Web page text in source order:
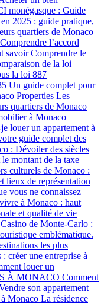
monégasque : Guide
2025 : guide pratique,
quartiers de Monaco
Comprendre l’accord
savoirComprendre le
de la loi
la loi 887
Un guide complet pour
Properties Les
quartiers de Monaco
à Monaco
louer un appartement à
guide complet des
: Dévoiler des siècles
le montant de la taxe
culturels de Monaco :
lieux de représentation
vous ne connaissez
à Monaco : haut
et qualité de vie
de Monte-Carlo :
emblématique.
les plus
: créer une entreprise à
louer un
À MONACO Comment
son appartement
Monaco La résidence